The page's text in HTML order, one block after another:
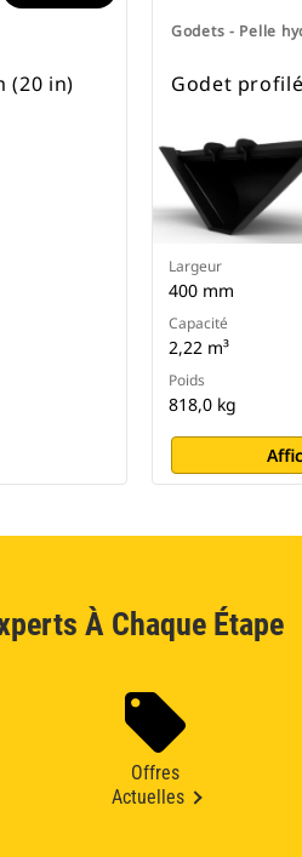
(20 in)
Godets - Pelle
Godet
Largeur
400 mm
Capacité
2,22 m³
Poids
818,0 kg
À Chaque Étape
Offres
Actuelles